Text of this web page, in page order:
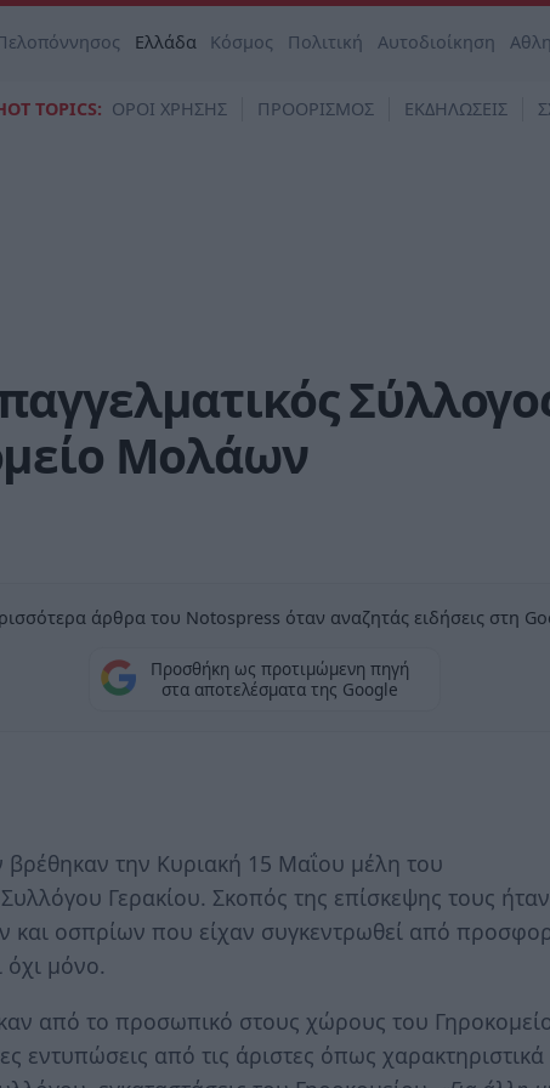
Ελλάδα Κόσμος Πολιτική Αυτοδιοίκηση
TOPICS: ΟΡΟΙ ΧΡΗΣΗΣ ΠΡΟΟΡΙΣΜΟΣ ΕΚΔΗΛΩΣΕΙΣ
Μολάων
άρθρα του Notospress όταν αναζητάς ειδήσεις στη
Προσθήκη ως προτιμώμενη πηγή
στα αποτελέσματα της Google
την Κυριακή 15 Μαΐου μέλη του
Γερακίου. Σκοπός της επίσκεψης τους
και οσπρίων που είχαν συγκεντρωθεί από
μόνο.
από το προσωπικό στους χώρους του
εντυπώσεις από τις άριστες όπως χαρακτηριστικά